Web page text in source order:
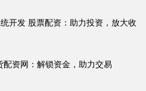
开发 股票配资：助力投资，放大收
资网：解锁资金，助力交易